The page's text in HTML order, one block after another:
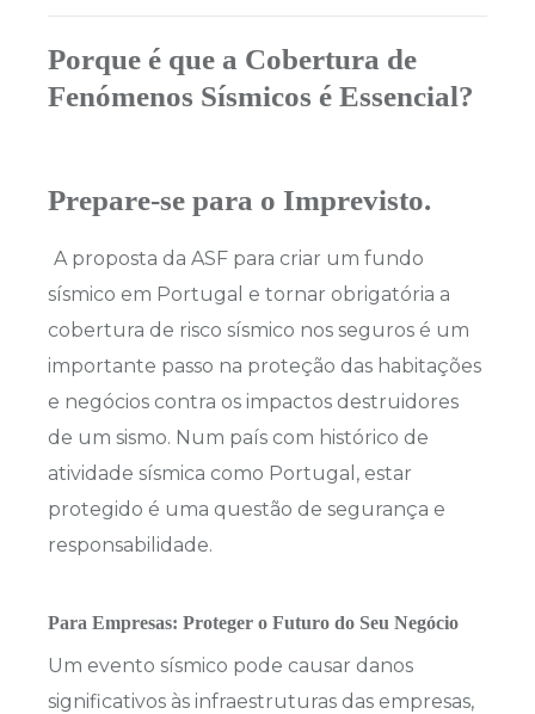
Porque é que a Cobertura de
Fenómenos Sísmicos é Essencial?
Prepare-se para o Imprevisto.
A proposta da ASF para criar um fundo
sísmico em Portugal e tornar obrigatória a
cobertura de risco sísmico nos seguros é um
importante passo na proteção das habitações
e negócios contra os impactos destruidores
de um sismo. Num país com histórico de
atividade sísmica como Portugal, estar
protegido é uma questão de segurança e
responsabilidade.
Para Empresas: Proteger o Futuro do Seu Negócio
Um evento sísmico pode causar danos
significativos às infraestruturas das empresas,